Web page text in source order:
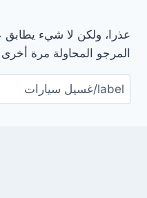
عذرا، ولكن لا شيء يطابق
المرجو المحاولة مرة
البحث
عن: